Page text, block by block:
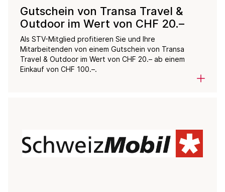
Gutschein von Transa Travel &
Outdoor im Wert von CHF 20.–
Als STV-Mitglied profitieren Sie und Ihre
Mitarbeitenden von einem Gutschein von Transa
Travel & Outdoor im Wert von CHF 20.– ab einem
Einkauf von CHF 100.–.